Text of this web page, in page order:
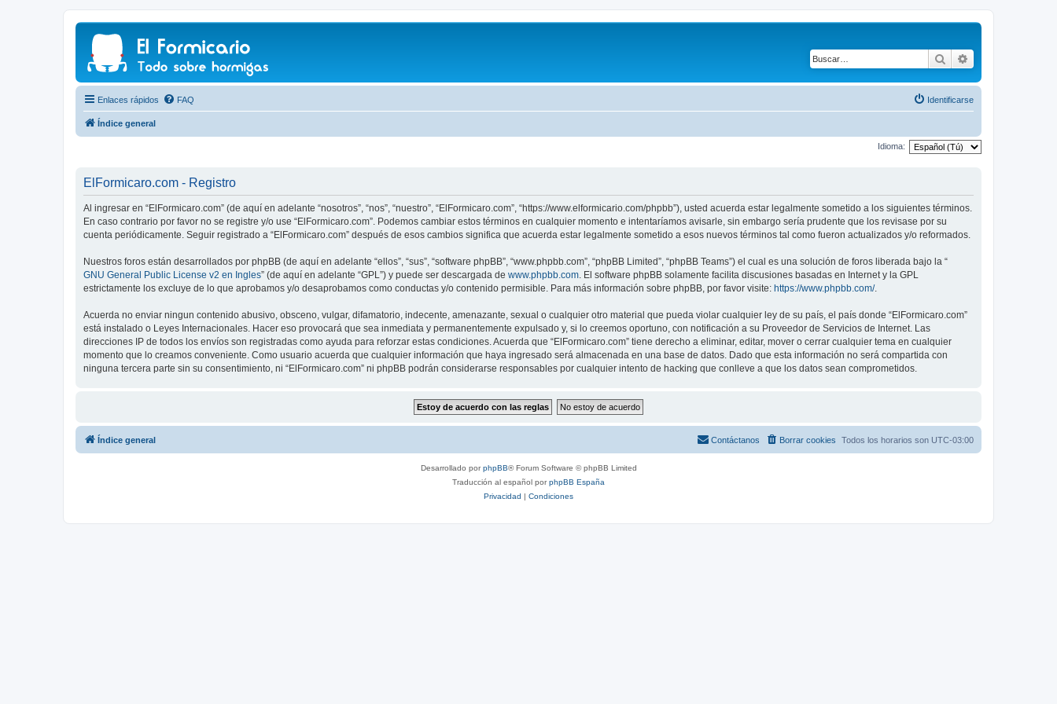
Buscar
Enlaces rápidos FAQ Identificarse
Índice general
Idioma:
ElFormicaro.com - Registro
Al ingresar en “ElFormicaro.com” (de aquí en adelante “nosotros”, “nos”, “nuestro”, “ElFormicaro.com”, “https://www.elformicario.com/phpbb”), usted acuerda estar legalmente sometido a los siguientes términos.
En caso contrario por favor no se registre y/o use “ElFormicaro.com”. Podemos cambiar estos términos en cualquier momento e intentaríamos avisarle, sin embargo sería prudente que los revisase por su
cuenta periódicamente. Seguir registrado a “ElFormicaro.com” después de esos cambios significa que acuerda estar legalmente sometido a esos nuevos términos tal como fueron actualizados y/o reformados.
Nuestros foros están desarrollados por phpBB (de aquí en adelante “ellos”, “sus”, “software phpBB”, “www.phpbb.com”, “phpBB Limited”, “phpBB Teams”) el cual es una solución de foros liberada bajo la “
GNU General Public License v2 en Ingles” (de aquí en adelante “GPL”) y puede ser descargada de www.phpbb.com . El software phpBB solamente facilita discusiones basadas en Internet y la GPL
estrictamente los excluye de lo que aprobamos y/o desaprobamos como conductas y/o contenido permisible. Para más información sobre phpBB, por favor visite: https://www.phpbb.com/.
Acuerda no enviar ningun contenido abusivo, obsceno, vulgar, difamatorio, indecente, amenazante, sexual o cualquier otro material que pueda violar cualquier ley de su país, el país donde “ElFormicaro.com”
está instalado o Leyes Internacionales. Hacer eso provocará que sea inmediata y permanentemente expulsado y, si lo creemos oportuno, con notificación a su Proveedor de Servicios de Internet. Las
direcciones IP de todos los envíos son registradas como ayuda para reforzar estas condiciones. Acuerda que “ElFormicaro.com” tiene derecho a eliminar, editar, mover o cerrar cualquier tema en cualquier
momento que lo creamos conveniente. Como usuario acuerda que cualquier información que haya ingresado será almacenada en una base de datos. Dado que esta información no será compartida con
ninguna tercera parte sin su consentimiento, ni “ElFormicaro.com” ni phpBB podrán considerarse responsables por cualquier intento de hacking que conlleve a que los datos sean comprometidos.
Índice general Todos los horarios son UTC-03:00
Borrar cookies
Contáctanos
Desarrollado porphpBB® Forum Software © phpBB Limited
Traducción al español porphpBB España
Privacidad | Condiciones